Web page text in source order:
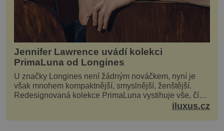
Jennifer Lawrence uvádí kolekci
PrimaLuna od Longines
U značky Longines není žádným nováčkem, nyní je
však mnohem kompaktnější, smyslnější, ženštější.
Redesignovaná kolekce PrimaLuna vystihuje vše, čím
je značka Longines dnes a čím byla i před sto dvacet...
iluxus.cz